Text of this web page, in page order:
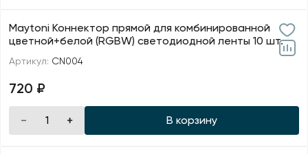
Maytoni Коннектор прямой для комбинированной
цветной+белой (RGBW) светодиодной ленты 10 шт.
Артикул: CN004
720 ₽
В корзину